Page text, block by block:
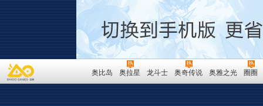
奥比岛 奥拉星 龙斗士 奥奇传说 奥雅之光 圈圈